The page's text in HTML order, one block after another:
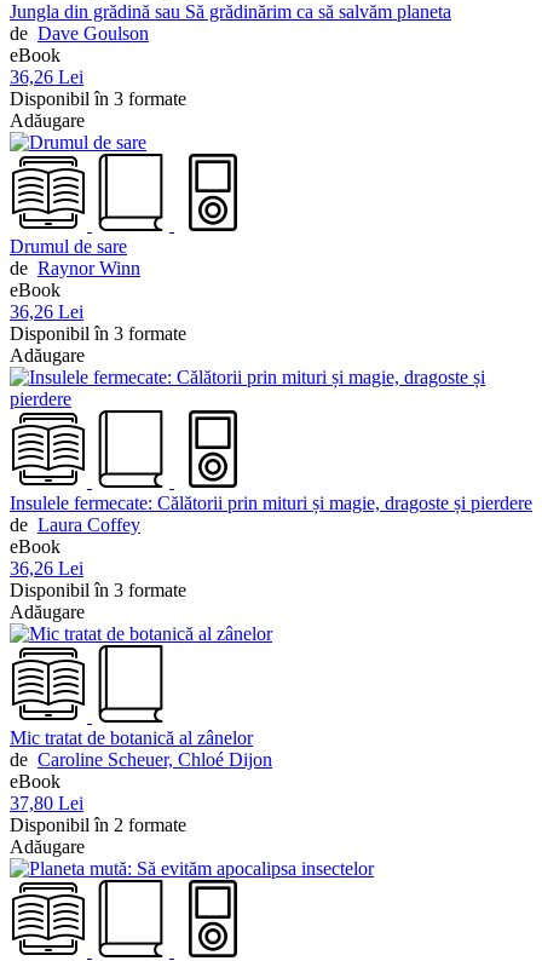
Jungla din grădină sau Să grădinărim ca să salvăm planeta
de Dave Goulson
eBook
36,26 Lei
Disponibil în 3 formate
Adăugare
Drumul de sare
de Raynor Winn
eBook
36,26 Lei
Disponibil în 3 formate
Adăugare
Insulele fermecate: Călătorii prin mituri și magie, dragoste și pierdere
de Laura Coffey
eBook
36,26 Lei
Disponibil în 3 formate
Adăugare
Mic tratat de botanică al zânelor
de Caroline Scheuer, Chloé Dijon
eBook
37,80 Lei
Disponibil în 2 formate
Adăugare